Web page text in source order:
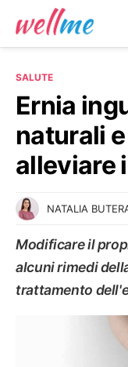
SALUTE
Ernia
naturali
alleviare
NATALIA
Modificare il
alcuni rimedi
trattamento